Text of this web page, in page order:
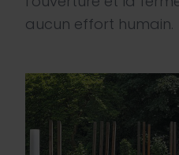
E-shop
aucun effort humain.